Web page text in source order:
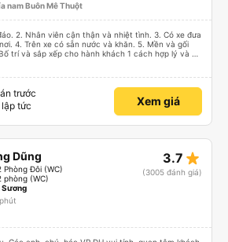
nam Buôn Mê Thuột
xe đưa
và gối
trí và sắp xếp cho hành khách 1 cách hợp lý và có
trước
tức
Xem giá
Dũng
Phòng Đôi (WC)
phòng (WC)
3.7 star_rate
(3005 đánh giá)
Sương